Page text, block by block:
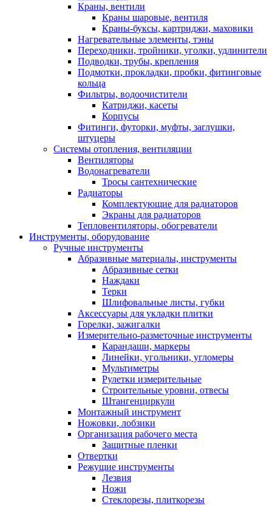
Краны, вентили
Краны шаровые, вентиля
Краны-буксы, картриджи, маховики
Нагревательные элементы, тэны
Переходники, тройники, уголки, удлинители
Подводки, трубы, крепления
Подмотки, прокладки, пробки, фитинговые
кольца
Фильтры, водоочистители
Катриджи, касеты
Корпусы
Фитинги, футорки, муфты, заглушки,
штуцеры
Системы отопления, вентиляции
Вентиляторы
Водонагреватели
Тросы сантехнические
Радиаторы
Комплектующие для радиаторов
Экраны для радиаторов
Тепловентиляторы, обогреватели
Инструменты, оборудование
Ручные инструменты
Абразивные материалы, инструменты
Абразивные сетки
Наждаки
Терки
Шлифовальные листы, губки
Аксессуары для укладки плитки
Горелки, зажигалки
Измерительно-разметочные инструменты
Карандаши, маркеры
Линейки, угольники, угломеры
Мультиметры
Рулетки измерительные
Строительные уровни, отвесы
Штангенциркули
Монтажный инструмент
Ножовки, лобзики
Организация рабочего места
Защитные пленки
Отвертки
Режущие инструменты
Лезвия
Ножи
Стеклорезы, плиткорезы